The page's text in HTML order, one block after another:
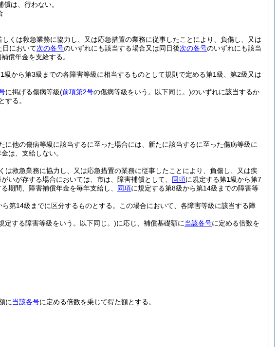
は、行わない。
くは救急業務に協力し、又は応急措置の業務に従事したことにより、負傷し、又は
日において次の各号のいずれにも該当する場合又は同日後次の各号のいずれにも該当
償年金を支給する。
級から第3級までの各障害等級に相当するものとして規則で定める第1級、第2級又は
に掲げる傷病等級(前項第2号の傷病等級をいう。以下同じ。)のいずれに該当するか
する。
他の傷病等級に該当するに至った場合には、新たに該当するに至った傷病等級に
は、支給しない。
救急業務に協力し、又は応急措置の業務に従事したことにより、負傷し、又は疾
いが存する場合においては、市は、障害補償として、 同項に規定する第1級から第7
期間、障害補償年金を毎年支給し、 同項に規定する第8級から第14級までの障害等
第14級までに区分するものとする。
この場合において、各障害等級に該当する障
定する障害等級をいう。以下同じ。)に応じ、補償基礎額に当該各号に定める倍数を
に当該各号に定める倍数を乗じて得た額とする。